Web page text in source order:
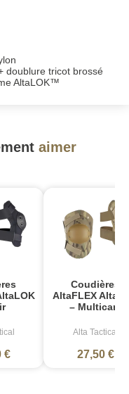
doublure tricot brossé
AltaLOK™
aimer
€
Coudières
AltaFLEX
– Multicam
Alta Tactical
27,50 €